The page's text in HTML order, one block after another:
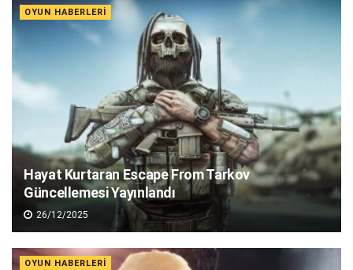
OYUN HABERLERI
Hayat Kurtaran Escape From Tarkov
Güncellemesi Yayınlandı
26/12/2025
OYUN HABERLERI